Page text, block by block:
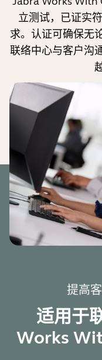
立测试，已证实
求。认证可确保无
联络中心与客户沟
提高
适用于
Works